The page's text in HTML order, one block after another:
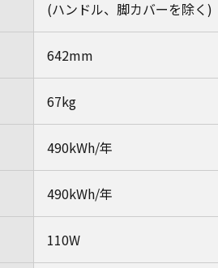
(ハンドル、脚カバーを除く)
642mm
67kg
490kWh/年
490kWh/年
110W